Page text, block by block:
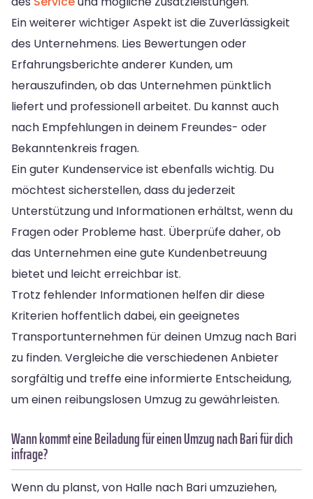
Ein weiterer wichtiger Aspekt ist die Zuverlässigkeit
des Unternehmens. Lies Bewertungen oder
Erfahrungsberichte anderer Kunden, um
herauszufinden, ob das Unternehmen pünktlich
liefert und professionell arbeitet. Du kannst auch
nach Empfehlungen in deinem Freundes- oder
Bekanntenkreis fragen.
Ein guter Kundenservice ist ebenfalls wichtig. Du
möchtest sicherstellen, dass du jederzeit
Unterstützung und Informationen erhältst, wenn du
Fragen oder Probleme hast. Überprüfe daher, ob
das Unternehmen eine gute Kundenbetreuung
bietet und leicht erreichbar ist.
Trotz fehlender Informationen helfen dir diese
Kriterien hoffentlich dabei, ein geeignetes
Transportunternehmen für deinen Umzug nach Bari
zu finden. Vergleiche die verschiedenen Anbieter
sorgfältig und treffe eine informierte Entscheidung,
um einen reibungslosen Umzug zu gewährleisten.
Wann kommt eine Beiladung für einen Umzug nach Bari für dich
infrage?
Wenn du planst, von Halle nach Bari umzuziehen,